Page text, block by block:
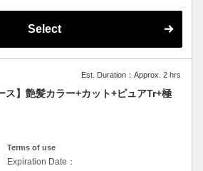
Select
Est. Duration：Approx. 2 hrs
ス】艶髪カラー+カット+ピュアTr+極
Terms of use
Expiration Date：